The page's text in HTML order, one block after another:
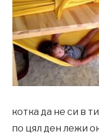
котка да не си в
по цял ден лежи